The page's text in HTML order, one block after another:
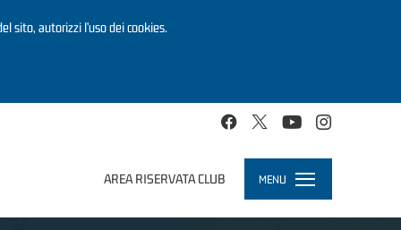
sito, autorizzi l’uso dei cookies.
AREA RISERVATA CLUB MENU
Toggle
navigation